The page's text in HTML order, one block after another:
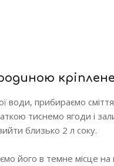
води, прибираємо
тиснемо ягоди і
близько 2 л соку.
його в темне місце